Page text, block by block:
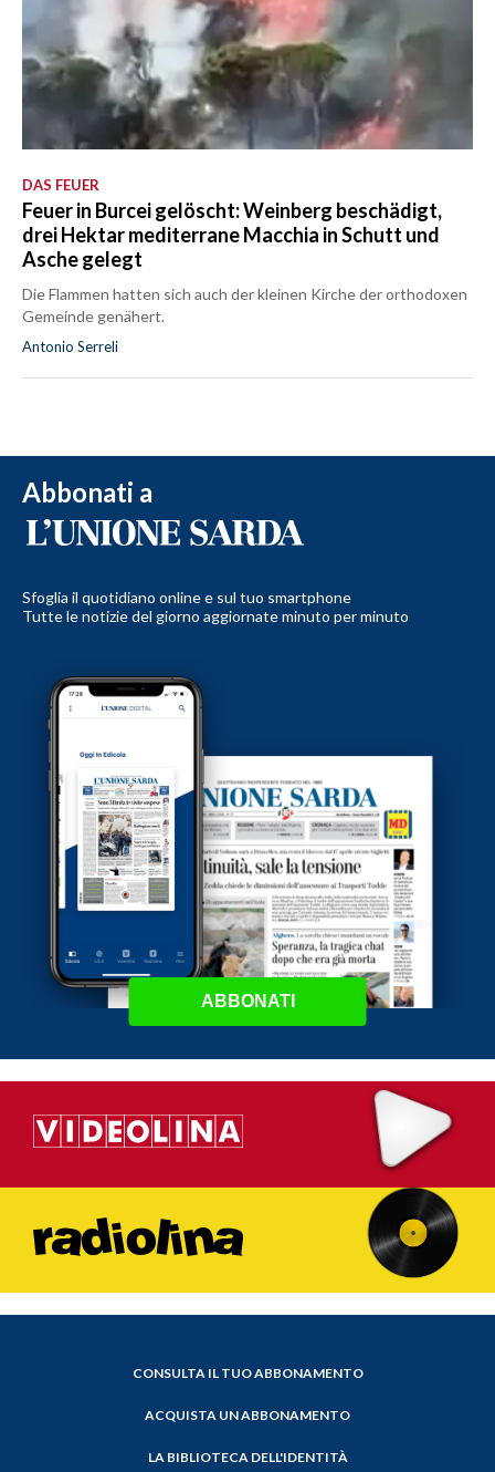
DAS FEUER
Feuer in Burcei gelöscht: Weinberg beschädigt,
drei Hektar mediterrane Macchia in Schutt und
Asche gelegt
Die Flammen hatten sich auch der kleinen Kirche der orthodoxen
Gemeinde genähert.
Antonio Serreli
Abbonati a
Sfoglia il quotidiano online e sul tuo smartphone
Tutte le notizie del giorno aggiornate minuto per minuto
ABBONATI
CONSULTA IL TUO ABBONAMENTO
ACQUISTA UN ABBONAMENTO
LA BIBLIOTECA DELL'IDENTITÀ